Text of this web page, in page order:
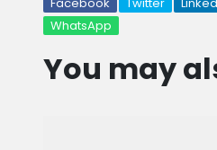
WhatsApp
You may